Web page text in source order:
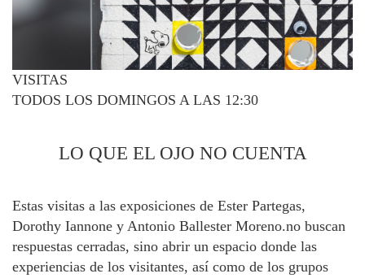
VISITAS
TODOS LOS DOMINGOS A LAS 12:30
LO QUE EL OJO NO CUENTA
Estas visitas a las exposiciones de Ester Partegas,
Dorothy Iannone y Antonio Ballester Moreno.no buscan
respuestas cerradas, sino abrir un espacio donde las
experiencias de los visitantes, así como de los grupos